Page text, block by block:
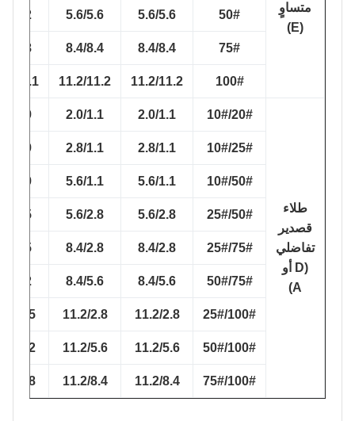
متساوٍ
5.6/5.6
5.6/5.6
5.2/5.2
8.4/8.4
8.4/8.4
7.8/7.8
100#
11.2/11.2
11.2/11.2
10.1/10.1
قصدير
تفاضلي
(D أو
2.0/1.1
2.0/1.1
1.8/0.9
2.8/1.1
2.8/1.1
2.5/0.9
5.6/1.1
5.6/1.1
5.2/0.9
5.6/2.8
5.6/2.8
5.2/2.5
75#/25#
8.4/2.8
8.4/2.8
7.8/2.5
8.4/5.6
8.4/5.6
7.8/5.2
100#/25#
11.2/2.8
11.2/2.8
10.1/2.5
100#/50#
11.2/5.6
11.2/5.6
10.1/5.2
100#/75#
11.2/8.4
11.2/8.4
10.1/7.8